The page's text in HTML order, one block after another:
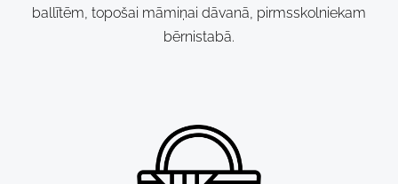
ballītēm, topošai māmiņai dāvanā, pirmsskolniekam
bērnistabā.